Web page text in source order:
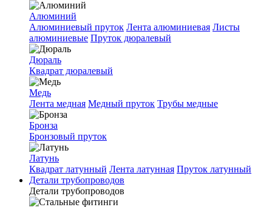
Алюминий
Алюминиевый пруток Лента алюминиевая Листы
алюминиевые Пруток дюралевый
Дюраль
Квадрат дюралевый
Медь
Лента медная Медный пруток Трубы медные
Бронза
Бронзовый пруток
Латунь
Квадрат латунный Лента латунная Пруток латунный
Детали трубопроводов
Детали трубопроводов